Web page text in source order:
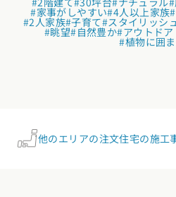
#家事がしやすい#4人以上家族
#2人家族#子育て#スタイリッシ
#眺望#自然豊か#アウトド
#植物に囲
他のエリアの注文住宅の施工